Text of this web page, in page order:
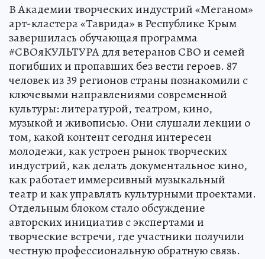
В Академии творческих индустрий «Меганом»
арт-кластера «Таврида» в Республике Крым
завершилась обучающая программа
#СВОяКУЛЬТУРА для ветеранов СВО и семей
погибших и пропавших без вести героев. 87
человек из 39 регионов страны познакомили с
ключевыми направлениями современной
культуры: литературой, театром, кино,
музыкой и живописью. Они слушали лекции о
том, какой контент сегодня интересен
молодежи, как устроен рынок творческих
индустрий, как делать документальное кино,
как работает иммерсивный музыкальный
театр и как управлять культурными проектами.
Отдельным блоком стало обсуждение
авторских инициатив с экспертами и
творческие встречи, где участники получили
честную профессиональную обратную связь.